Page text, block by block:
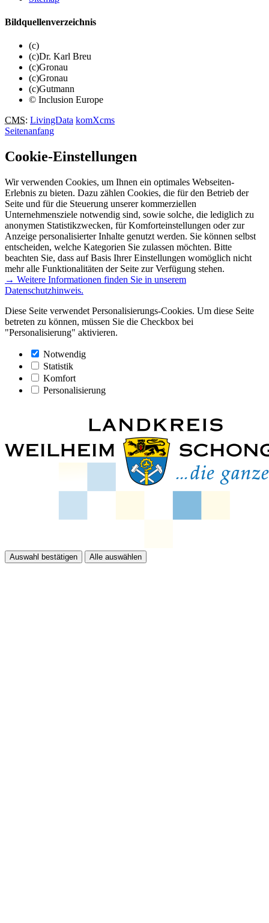
Bildquellenverzeichnis
(c)
(c)Dr. Karl Breu
(c)Gronau
(c)Gronau
(c)Gutmann
© Inclusion Europe
CMS: LivingData komXcms
Seitenanfang
Cookie-Einstellungen
Wir verwenden Cookies, um Ihnen ein optimales Webseiten-
Erlebnis zu bieten. Dazu zählen Cookies, die für den Betrieb der
Seite und für die Steuerung unserer kommerziellen
Unternehmensziele notwendig sind, sowie solche, die lediglich zu
anonymen Statistikzwecken, für Komforteinstellungen oder zur
Anzeige personalisierter Inhalte genutzt werden. Sie können selbst
entscheiden, welche Kategorien Sie zulassen möchten. Bitte
beachten Sie, dass auf Basis Ihrer Einstellungen womöglich nicht
mehr alle Funktionalitäten der Seite zur Verfügung stehen.
→ Weitere Informationen finden Sie in unserem
Datenschutzhinweis.
Diese Seite verwendet Personalisierungs-Cookies. Um diese Seite
betreten zu können, müssen Sie die Checkbox bei
"Personalisierung" aktivieren.
Notwendig
Statistik
Komfort
Personalisierung
Auswahl bestätigen Alle auswählen